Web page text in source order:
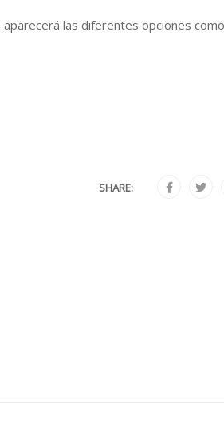
las diferentes opciones
SHARE: